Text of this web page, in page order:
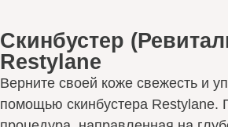
Скинбустер
Restylane
Верните своей коже свежесть и
помощью скинбустера Restylane.